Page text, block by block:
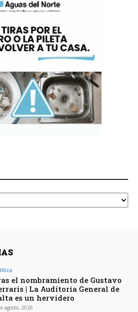
el nombramiento de Gustavo
| La Auditoría General de
es un hervidero
agosto, 2026